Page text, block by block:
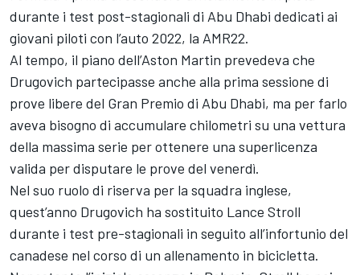
durante i test post-stagionali di Abu Dhabi dedicati ai
giovani piloti con l’auto 2022, la AMR22.
Al tempo, il piano dell’Aston Martin prevedeva che
Drugovich partecipasse anche alla prima sessione di
prove libere del Gran Premio di Abu Dhabi, ma per farlo
aveva bisogno di accumulare chilometri su una vettura
della massima serie per ottenere una superlicenza
valida per disputare le prove del venerdì.
Nel suo ruolo di riserva per la squadra inglese,
quest’anno Drugovich ha sostituito Lance Stroll
durante i test pre-stagionali in seguito all’infortunio del
canadese nel corso di un allenamento in bicicletta.